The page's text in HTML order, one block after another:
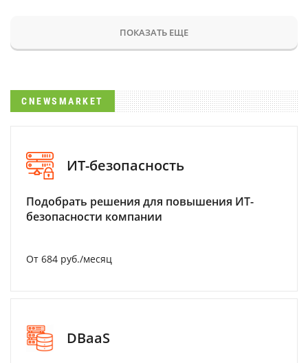
ПОКАЗАТЬ ЕЩЕ
CNEWSMARKET
ИТ-безопасность
Подобрать решения для повышения ИТ-
безопасности компании
От 684 руб./месяц
DBaaS